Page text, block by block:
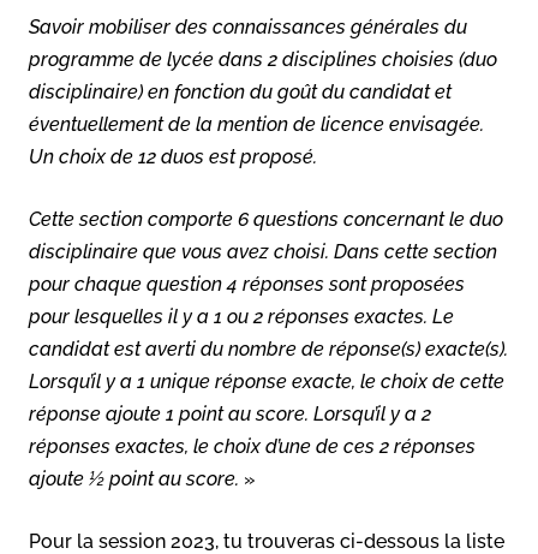
Savoir mobiliser des connaissances générales du
programme de lycée dans 2 disciplines choisies (duo
disciplinaire) en fonction du goût du candidat et
éventuellement de la mention de licence envisagée.
Un choix de 12 duos est proposé.
Cette section comporte 6 questions concernant le duo
disciplinaire que vous avez choisi. Dans cette section
pour chaque question 4 réponses sont proposées
pour lesquelles il y a 1 ou 2 réponses exactes. Le
candidat est averti du nombre de réponse(s) exacte(s).
Lorsqu’il y a 1 unique réponse exacte, le choix de cette
réponse ajoute 1 point au score. Lorsqu’il y a 2
réponses exactes, le choix d’une de ces 2 réponses
ajoute ½ point au score. »
Pour la session 2023, tu trouveras ci-dessous la liste